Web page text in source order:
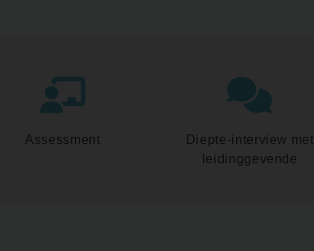
Assessment
Diepte-interview met
leidinggevende